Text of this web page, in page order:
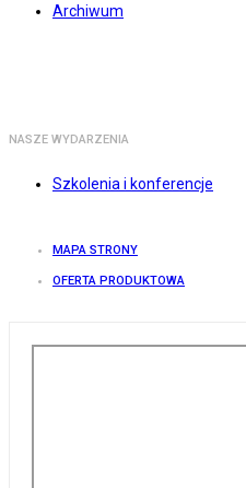
Archiwum
NASZE WYDARZENIA
Szkolenia i konferencje
MAPA STRONY
OFERTA PRODUKTOWA